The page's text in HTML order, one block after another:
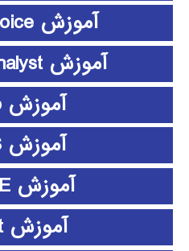
آموزش expert choice
آموزش Frontier Analyst
آموزش github
آموزش HFSS
آموزش HSPICE
آموزش L-Edit